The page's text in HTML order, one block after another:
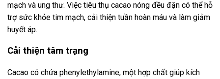
mạch và ung thư. Việc tiêu thụ cacao nóng đều đặn có thể hỗ
trợ sức khỏe tim mạch, cải thiện tuần hoàn máu và làm giảm
huyết áp.
Cải thiện tâm trạng
Cacao có chứa phenylethylamine, một hợp chất giúp kích